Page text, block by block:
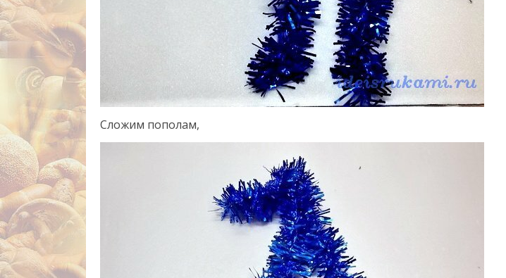
Сложим пополам,